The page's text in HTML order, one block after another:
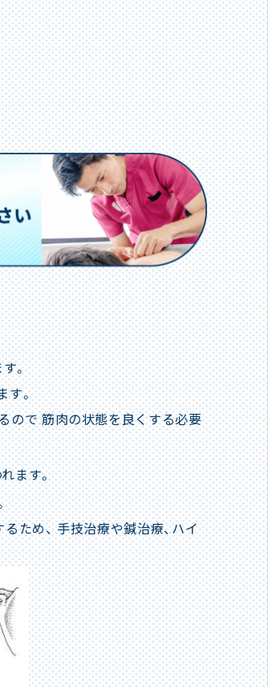
。
す。
ので 筋肉の状態を良くする必要
ます。
ため、 手技治療や鍼治療、ハイ